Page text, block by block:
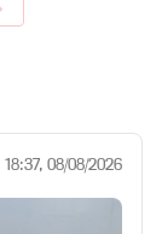
18:37, 08/08/2026